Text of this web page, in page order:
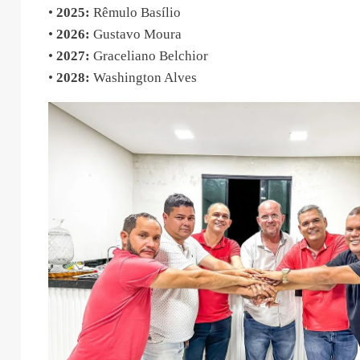
• 2025: Rêmulo Basílio
• 2026: Gustavo Moura
• 2027: Graceliano Belchior
• 2028: Washington Alves